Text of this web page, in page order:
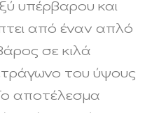
υπέρβαρου και
από έναν απλό
σε κιλά
του ύψους
αποτέλεσμα